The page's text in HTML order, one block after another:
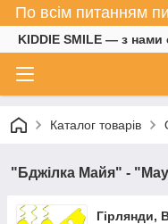
По всім питанням
KIDDIE SMILE — з нами
Каталог товарів
"Бджілка Майя" -
Гірлянди,